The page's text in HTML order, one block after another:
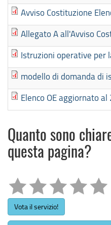
Avviso Costituzione
Allegato A all'Avviso
Istruzioni operative per
modello di domanda di
Elenco OE aggiornato
Quanto sono
questa pagina?
Vota il servizio!